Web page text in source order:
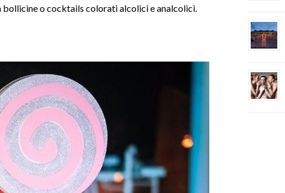
o cocktails colorati alcolici e analcolici.